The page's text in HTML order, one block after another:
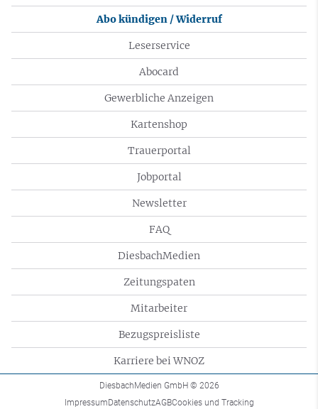
Abo kündigen / Widerruf
Leserservice
Abocard
Gewerbliche Anzeigen
Kartenshop
Trauerportal
Jobportal
Newsletter
FAQ
DiesbachMedien
Zeitungspaten
Mitarbeiter
Bezugspreisliste
Karriere bei WNOZ
DiesbachMedien GmbH © 2026
ImpressumDatenschutzAGBCookies und Tracking